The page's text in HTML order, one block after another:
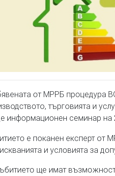
от МРРБ процедура
търговията и
информационен семинар на
е поканен експерт от
и условията за
ще имат